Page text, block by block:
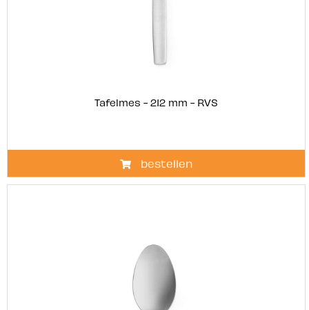
Tafelmes - 212 mm - RVS
bestellen